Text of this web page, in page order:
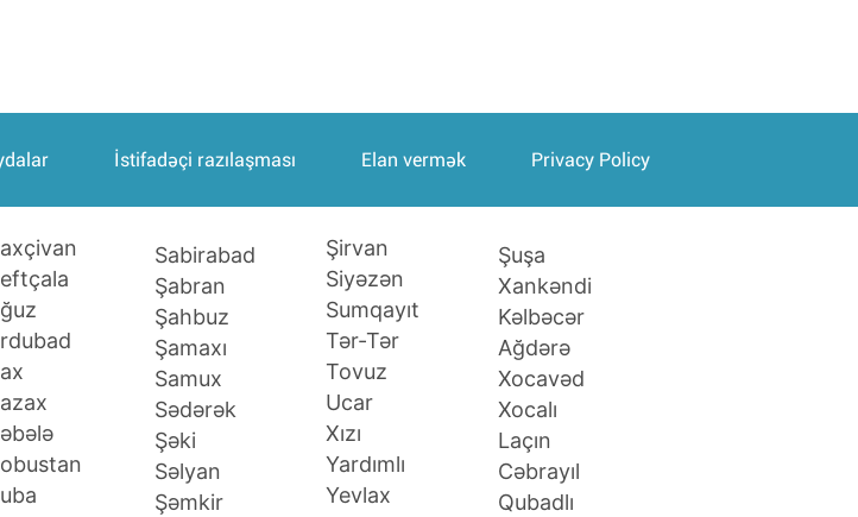
İstifadəçi razılaşması Elan vermək Privacy Policy
Sabirabad
Şabran
Şahbuz
Şamaxı
Samux
Sədərək
Şəki
Səlyan
Şəmkir
Şirvan
Siyəzən
Sumqayıt
Tər-Tər
Tovuz
Ucar
Xızı
Yardımlı
Yevlax
Şuşa
Xankəndi
Kəlbəcər
Ağdərə
Xocavəd
Xocalı
Laçın
Cəbrayıl
Qubadlı